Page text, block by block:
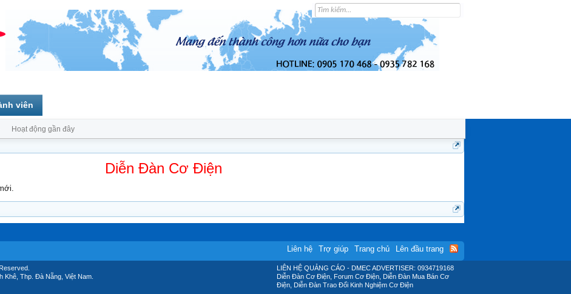
Diễn Đàn Cơ Điện
viên
Hoạt động gần đây
Liên hệ Trợ giúp Trang chủ Lên đầu trang
Khê, Thp. Đà Nẵng, Việt Nam.
LIÊN HỆ QUẢNG CÁO - DMEC ADVERTISER: 0934719168
Diễn Đàn Cơ Điện, Forum Cơ Điện, Diễn Đàn Mua Bán Cơ
Điện, Diễn Đàn Trao Đổi Kinh Nghiệm Cơ Điện